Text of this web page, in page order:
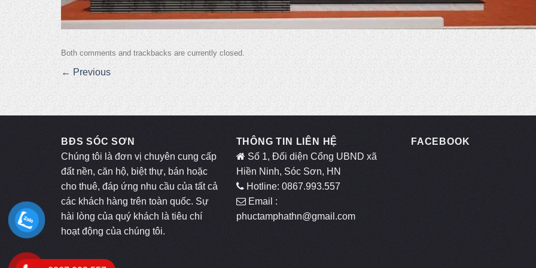
Both comments and trackbacks are currently closed.
← Previous
BĐS SÓC SƠN
Chúng tôi là đơn vị chuyên cung cấp
đất nền, căn hộ, biệt thự, bán hoặc
cho thuê, đáp ứng nhu cầu của tất cả
các khách hàng trên toàn quốc. Sự
hài lòng của quý khách là tiêu chí
hoạt động của chúng tôi.
THÔNG TIN LIÊN HỆ
Số 1, Đối diện Cổng UBND xã
Hiền Ninh, Sóc Sơn, HN
Hotline: 0867.993.557
Email :
phuctamphathn@gmail.com
FACEBOOK